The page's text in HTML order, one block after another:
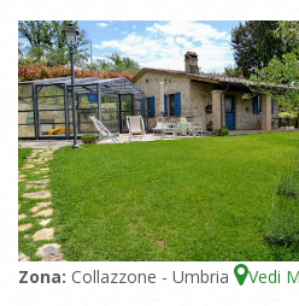
Zona: Collazzone - Umbria Vedi